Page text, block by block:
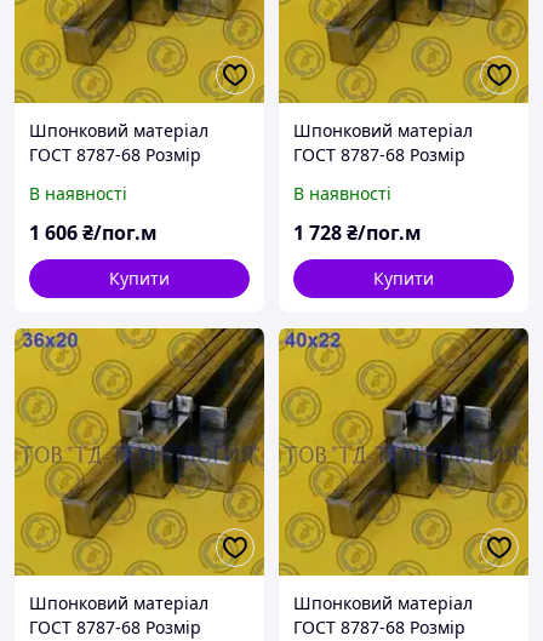
Шпонковий матеріал
ГОСТ 8787-68 Розмір
В наявності
1 606₴/пог.м
Купити
Шпонковий матеріал
ГОСТ 8787-68 Розмір
В наявності
1 728₴/пог.м
Купити
Шпонковий матеріал
ГОСТ 8787-68 Розмір
Шпонковий матеріал
ГОСТ 8787-68 Розмір